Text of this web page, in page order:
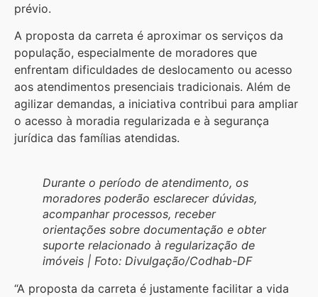
prévio.
A proposta da carreta é aproximar os serviços da
população, especialmente de moradores que
enfrentam dificuldades de deslocamento ou acesso
aos atendimentos presenciais tradicionais. Além de
agilizar demandas, a iniciativa contribui para ampliar
o acesso à moradia regularizada e à segurança
jurídica das famílias atendidas.
Durante o período de atendimento, os
moradores poderão esclarecer dúvidas,
acompanhar processos, receber
orientações sobre documentação e obter
suporte relacionado à regularização de
imóveis | Foto: Divulgação/Codhab-DF
“A proposta da carreta é justamente facilitar a vida